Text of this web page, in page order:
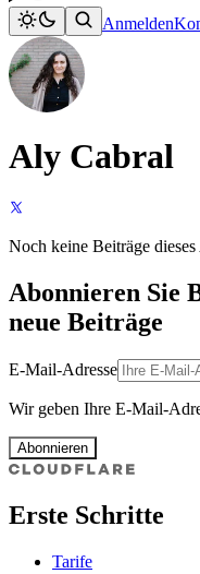
Anmelden
Aly Cabral
Noch keine Beiträge dieses
Abonnieren Sie
neue Beiträge
E-Mail-Adresse
Wir geben Ihre E-Mail-
Abonnieren
Erste Schritte
Tarife